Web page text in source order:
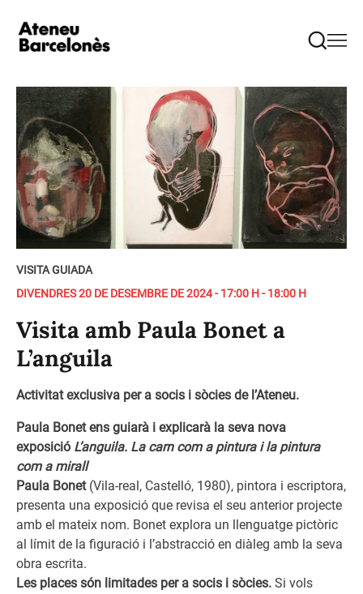
VISITA GUIADA
DIVENDRES 20 DE DESEMBRE DE 2024 - 17:00 H - 18:00 H
Visita amb Paula Bonet a
L’anguila
Activitat exclusiva per a socis i sòcies de l’Ateneu.
Paula Bonet ens guiarà i explicarà la seva nova
exposició L’anguila. La carn com a pintura i la pintura
com a mirall
Paula Bonet (Vila-real, Castelló, 1980), pintora i escriptora,
presenta una exposició que revisa el seu anterior projecte
amb el mateix nom. Bonet explora un llenguatge pictòric
al límit de la figuració i l’abstracció en diàleg amb la seva
obra escrita.
Les places són limitades per a socis i sòcies. Si vols